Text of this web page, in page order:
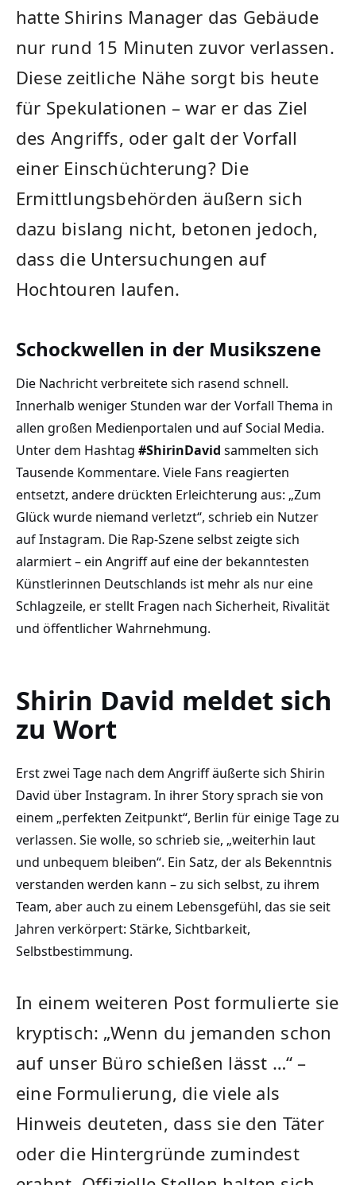
hatte Shirins Manager das Gebäude
nur rund 15 Minuten zuvor verlassen.
Diese zeitliche Nähe sorgt bis heute
für Spekulationen – war er das Ziel
des Angriffs, oder galt der Vorfall
einer Einschüchterung? Die
Ermittlungsbehörden äußern sich
dazu bislang nicht, betonen jedoch,
dass die Untersuchungen auf
Hochtouren laufen.
Schockwellen in der Musikszene
Die Nachricht verbreitete sich rasend schnell.
Innerhalb weniger Stunden war der Vorfall Thema in
allen großen Medienportalen und auf Social Media.
Unter dem Hashtag #ShirinDavid sammelten sich
Tausende Kommentare. Viele Fans reagierten
entsetzt, andere drückten Erleichterung aus: „Zum
Glück wurde niemand verletzt“, schrieb ein Nutzer
auf Instagram. Die Rap-Szene selbst zeigte sich
alarmiert – ein Angriff auf eine der bekanntesten
Künstlerinnen Deutschlands ist mehr als nur eine
Schlagzeile, er stellt Fragen nach Sicherheit, Rivalität
und öffentlicher Wahrnehmung.
Shirin David meldet sich
zu Wort
Erst zwei Tage nach dem Angriff äußerte sich Shirin
David über Instagram. In ihrer Story sprach sie von
einem „perfekten Zeitpunkt“, Berlin für einige Tage zu
verlassen. Sie wolle, so schrieb sie, „weiterhin laut
und unbequem bleiben“. Ein Satz, der als Bekenntnis
verstanden werden kann – zu sich selbst, zu ihrem
Team, aber auch zu einem Lebensgefühl, das sie seit
Jahren verkörpert: Stärke, Sichtbarkeit,
Selbstbestimmung.
In einem weiteren Post formulierte sie
kryptisch: „Wenn du jemanden schon
auf unser Büro schießen lässt …“ –
eine Formulierung, die viele als
Hinweis deuteten, dass sie den Täter
oder die Hintergründe zumindest